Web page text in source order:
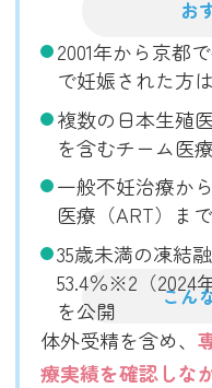
お
2001年から京都
で妊娠された方
複数の日本生殖
を含むチーム医
一般不妊治療か
医療（ART）ま
35歳未満の凍結
53.4％※2（2024
を公開
こん
体外受精を含め、
療実績を確認しな